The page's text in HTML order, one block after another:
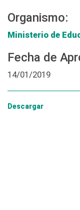
Organismo:
Ministerio de
Fecha de
14/01/2019
Descargar